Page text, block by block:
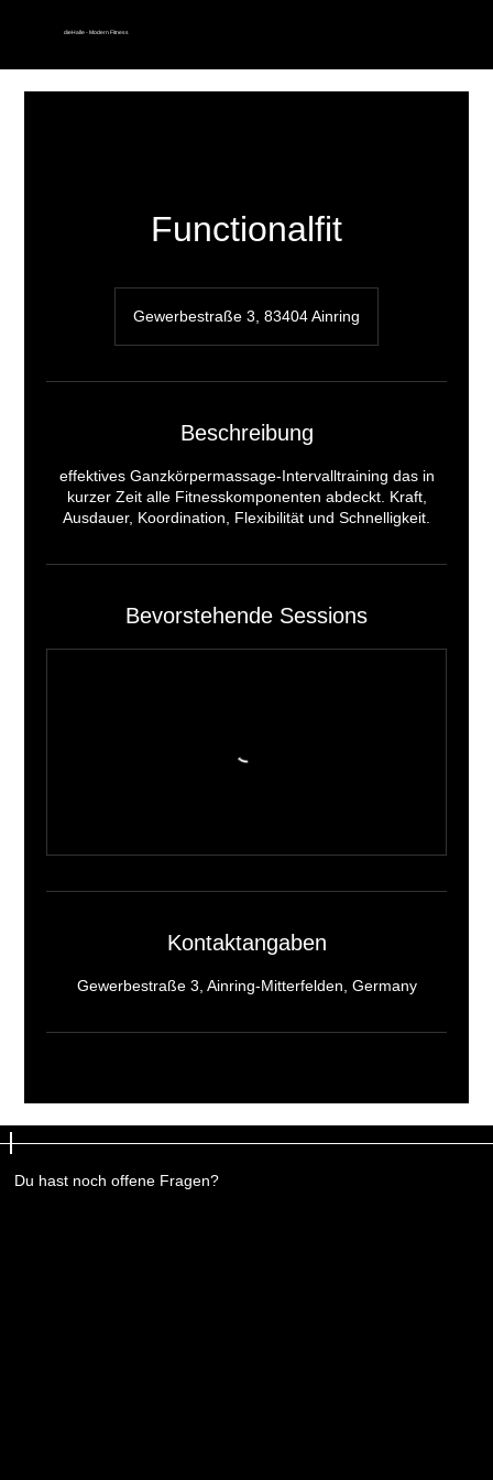
dieHalle - Modern Fitness
Functionalfit
Gewerbestraße 3, 83404 Ainring
Beschreibung
effektives Ganzkörpermassage-Intervalltraining das in
kurzer Zeit alle Fitnesskomponenten abdeckt. Kraft,
Ausdauer, Koordination, Flexibilität und Schnelligkeit.
Bevorstehende Sessions
Kontaktangaben
Gewerbestraße 3, Ainring-Mitterfelden, Germany
Du hast noch offene Fragen?
Du hast noch offene Fragen?